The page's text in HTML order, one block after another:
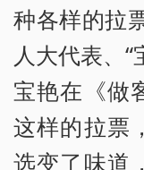
种各样的拉
人大代表、
宝艳在《做
这样的拉票
选变了味道